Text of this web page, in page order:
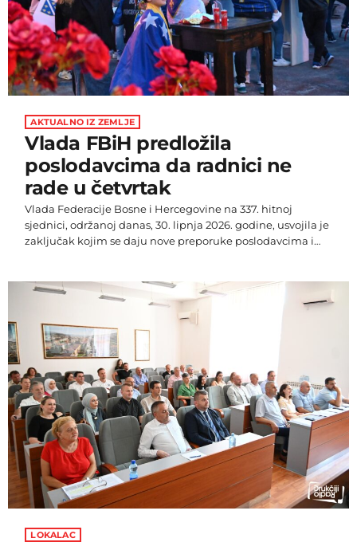
AKTUALNO IZ ZEMLJE
Vlada FBiH predložila
poslodavcima da radnici ne
rade u četvrtak
Vlada Federacije Bosne i Hercegovine na 337. hitnoj
sjednici, održanoj danas, 30. lipnja 2026. godine, usvojila je
zaključak kojim se daju nove preporuke poslodavcima i
Američkih Država na Svjetskom prvenstvu. Zaključkom je
prihvaćena Informacija o preporuci poslodavcima na
teritoriji Federacije BiH povodom održavanja utakmice
između reprezentacija Bosne i Hercegovine i Sjedinjenih
Američkih Država. Vlada preporučuje poslodavcima u
Federaciji BiH […]
LOKALAC